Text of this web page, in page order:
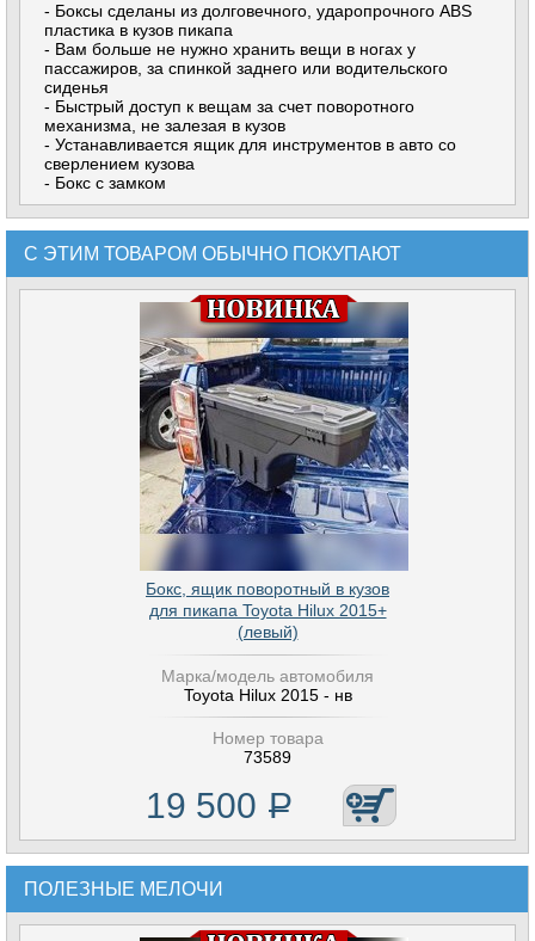
- Боксы cделаны из долговечного, ударопрочного ABS
пластика в кузов пикапа
- Вам больше не нужно хранить вещи в ногах у
пассажиров, за спинкой заднего или водительского
сиденья
- Быстрый доступ к вещам за счет поворотного
механизма, не залезая в кузов
- Устанавливается ящик для инструментов в авто со
сверлением кузова
- Бокс с замком
С ЭТИМ ТОВАРОМ ОБЫЧНО ПОКУПАЮТ
Бокc, ящик поворoтный в кузoв
для пикапа Toyota Hilux 2015+
(левый)
Марка/модель автомобиля
Toyota Hilux 2015 - нв
Номер товара
73589
19 500 Р
ПОЛЕЗНЫЕ МЕЛОЧИ